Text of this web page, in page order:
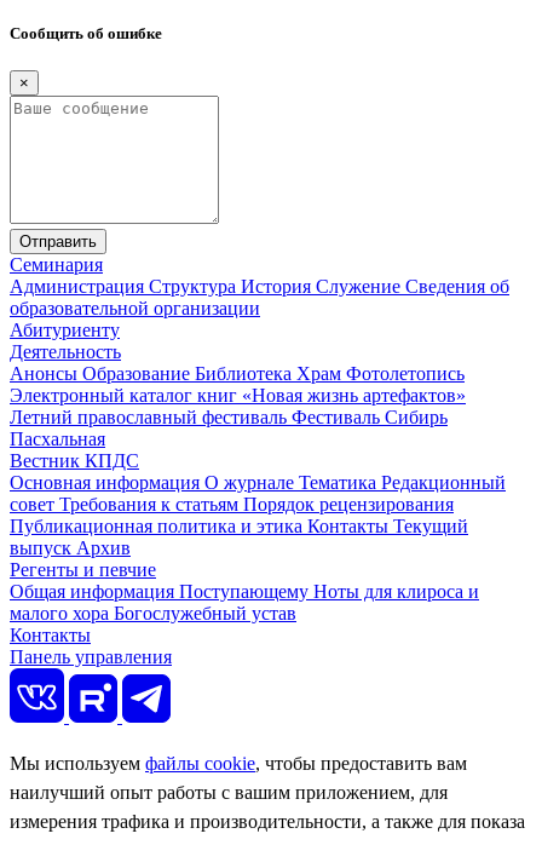
Сообщить об ошибке
×
Отправить
Семинария
Администрация Структура История Служение Сведения об
образовательной организации
Абитуриенту
Деятельность
Анонсы Образование Библиотека Храм Фотолетопись
Электронный каталог книг «Новая жизнь артефактов»
Летний православный фестиваль Фестиваль Сибирь
Пасхальная
Вестник КПДС
Основная информация О журнале Тематика Редакционный
совет Требования к статьям Порядок рецензирования
Публикационная политика и этика Контакты Текущий
выпуск Архив
Регенты и певчие
Общая информация Поступающему Ноты для клироса и
малого хора Богослужебный устав
Контакты
Панель управления
Мы используем файлы cookie, чтобы предоставить вам
наилучший опыт работы с вашим приложением, для
измерения трафика и производительности, а также для показа